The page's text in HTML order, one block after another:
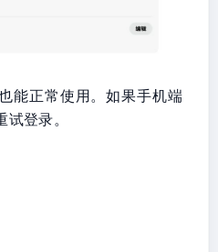
能正常使用。如果手机端
登录。